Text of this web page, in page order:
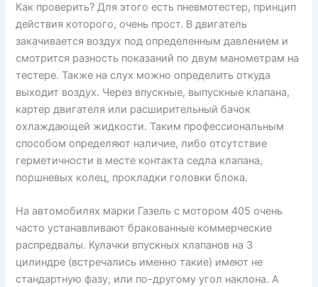
Как проверить? Для этого есть пневмотестер, принцип
действия которого, очень прост. В двигатель
закачивается воздух под определенным давлением и
смотрится разность показаний по двум манометрам на
тестере. Также на слух можно определить откуда
выходит воздух. Через впускные, выпускные клапана,
картер двигателя или расширительный бачок
охлаждающей жидкости. Таким профессиональным
способом определяют наличие, либо отсутствие
герметичности в месте контакта седла клапана,
поршневых колец, прокладки головки блока.
На автомобилях марки Газель с мотором 405 очень
часто устанавливают бракованные коммерческие
распредвалы. Кулачки впускных клапанов на 3
цилиндре (встречались именно такие) имеют не
стандартную фазу, или по-другому угол наклона. А